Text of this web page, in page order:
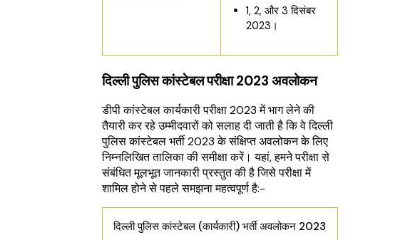
1, 2, और 3 दिसंबर
2023।
दिल्ली पुलिस कांस्टेबल परीक्षा 2023 अवलोकन
डीपी कांस्टेबल कार्यकारी परीक्षा 2023 में भाग लेने की
तैयारी कर रहे उम्मीदवारों को सलाह दी जाती है कि वे दिल्ली
पुलिस कांस्टेबल भर्ती 2023 के संक्षिप्त अवलोकन के लिए
निम्नलिखित तालिका की समीक्षा करें। यहां, हमने परीक्षा से
संबंधित मूलभूत जानकारी प्रस्तुत की है जिसे परीक्षा में
शामिल होने से पहले समझना महत्वपूर्ण है:-
दिल्ली पुलिस कांस्टेबल (कार्यकारी) भर्ती अवलोकन 2023